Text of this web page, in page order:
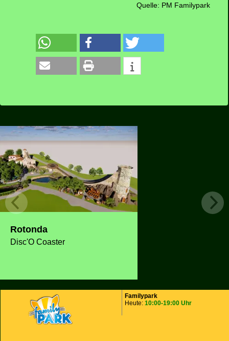
Quelle: PM Familypark
Rotonda
Disc'O Coaster
Familypark
Heute: 10:00-19:00 Uhr